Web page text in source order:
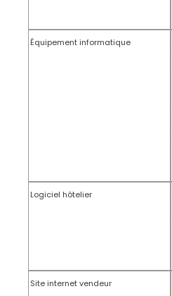
Équipement informatique
Logiciel hôtelier
Site internet vendeur